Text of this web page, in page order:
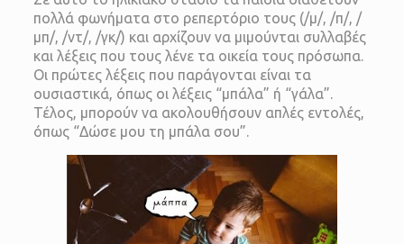
πολλά φωνήματα στο ρεπερτόριο τους (/μ/, /π/, /
μπ/, /ντ/, /γκ/) και αρχίζουν να μιμούνται συλλαβές
και λέξεις που τους λένε τα οικεία τους πρόσωπα.
Οι πρώτες λέξεις που παράγονται είναι τα
ουσιαστικά, όπως οι λέξεις “μπάλα” ή “γάλα”.
Τέλος, μπορούν να ακολουθήσουν απλές εντολές,
όπως “Δώσε μου τη μπάλα σου”.